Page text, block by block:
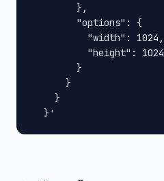
        },
        "options": {
          "width": 1024,
          "height": 1024
        }
      }
    }
  }'